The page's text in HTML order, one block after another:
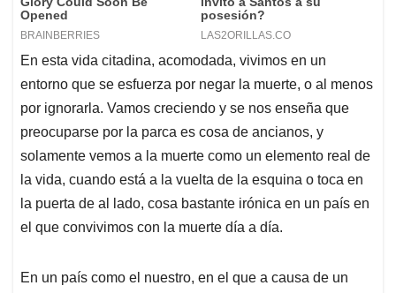
En esta vida citadina, acomodada, vivimos en un
entorno que se esfuerza por negar la muerte, o al menos
por ignorarla. Vamos creciendo y se nos enseña que
preocuparse por la parca es cosa de ancianos, y
solamente vemos a la muerte como un elemento real de
la vida, cuando está a la vuelta de la esquina o toca en
la puerta de al lado, cosa bastante irónica en un país en
el que convivimos con la muerte día a día.
En un país como el nuestro, en el que a causa de un